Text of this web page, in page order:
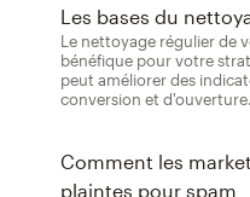
Les bases du
Le nettoyage régulier de
bénéfique pour votre
peut améliorer des
conversion et
Comment les
plaintes pour spam